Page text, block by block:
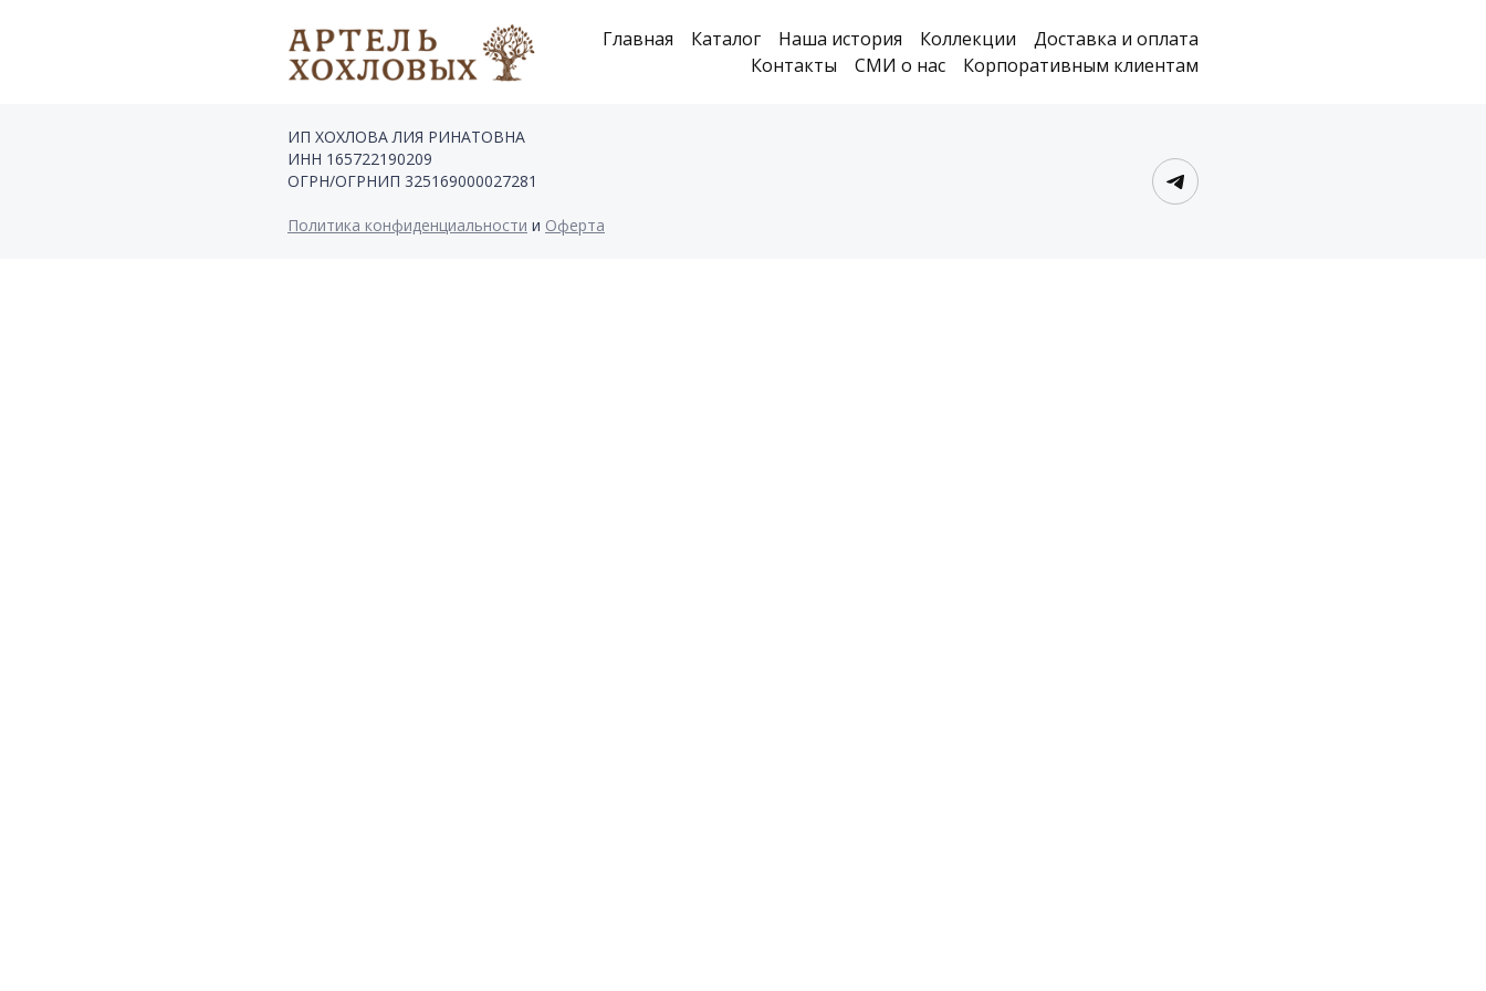
Главная Каталог Наша история Коллекции
Доставка и оплата
Контакты
СМИ о нас Корпоративным клиентам
ИП ХОХЛОВА ЛИЯ РИНАТОВНА
ИНН 165722190209
ОГРН/ОГРНИП 325169000027281
Политика конфиденциальности и Оферта